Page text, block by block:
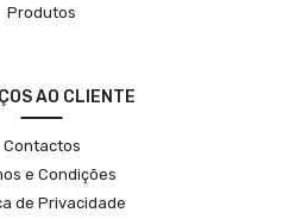
Produtos
AO CLIENTE
Contactos
e Condições
de Privacidade